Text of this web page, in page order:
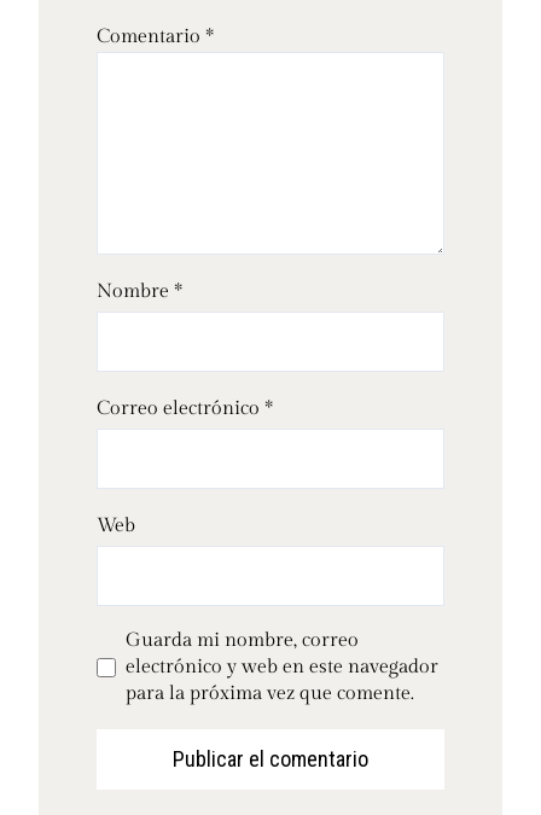
Comentario *
Nombre *
Correo electrónico *
Web
Guarda mi nombre, correo
electrónico y web en este navegador
para la próxima vez que comente.